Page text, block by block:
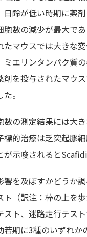
日齢が低い時期に薬
胞数の減少が最大で
たマウスでは大きな
ミエリンタンパク質
剤を投与されたマウ
。
数の測定結果には大
標的治療は乏突起膠
が示唆されると
響を及ぼすかどうか
（訳注：棒の上を歩
スト、迷路走行テス
若期に3種のいずれか